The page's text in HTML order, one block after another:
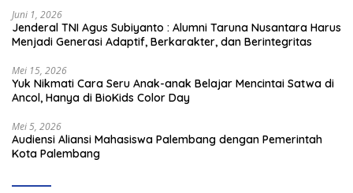
Juni 1, 2026
Jenderal TNI Agus Subiyanto : Alumni Taruna Nusantara Harus
Menjadi Generasi Adaptif, Berkarakter, dan Berintegritas
Mei 15, 2026
Yuk Nikmati Cara Seru Anak-anak Belajar Mencintai Satwa di
Ancol, Hanya di BioKids Color Day
Mei 5, 2026
Audiensi Aliansi Mahasiswa Palembang dengan Pemerintah
Kota Palembang